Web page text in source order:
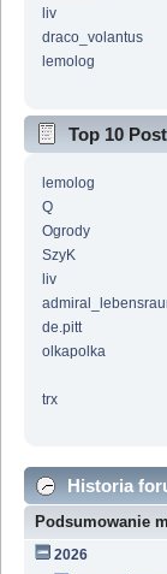
liv
draco_volantus
lemolog
Top 10
lemolog
Q
Ogrody
SzyK
liv
de.pitt
olkapolka
trx
Historia
Podsumowanie
2026